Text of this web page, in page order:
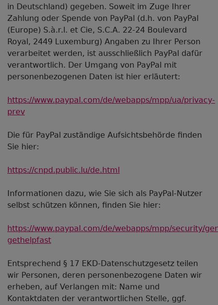
in Deutschland) gegeben. Soweit im Zuge Ihrer
Zahlung oder Spende von PayPal (d.h. von PayPal
(Europe) S.à.r.l. et Cie, S.C.A. 22-24 Boulevard
Royal, 2449 Luxemburg) Angaben zu Ihrer Person
verarbeitet werden, ist ausschließlich PayPal dafür
verantwortlich. Der Umgang von PayPal mit
personenbezogenen Daten ist hier erläutert:
https://www.paypal.com/de/webapps/mpp/ua/privacy-
prev
Die für PayPal zuständige Aufsichtsbehörde finden
Sie hier:
https://cnpd.public.lu/de.html
Informationen dazu, wie Sie sich als PayPal-Nutzer
selbst schützen können, finden Sie hier:
https://www.paypal.com/de/webapps/mpp/security/
gethelpfast
Entsprechend § 17 EKD-Datenschutzgesetz teilen
wir Personen, deren personenbezogene Daten wir
erheben, auf Verlangen mit: Name und
Kontaktdaten der verantwortlichen Stelle, ggf.